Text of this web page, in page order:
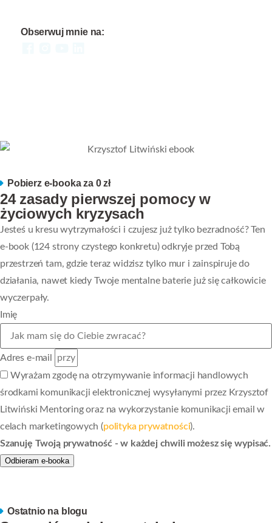
Obserwuj mnie na:
Pobierz e-booka za 0 zł
24 zasady pierwszej pomocy w
życiowych kryzysach
Jesteś u kresu wytrzymałości i czujesz już tylko bezradność? Ten
e-book (124 strony czystego konkretu) odkryje przed Tobą
przestrzeń tam, gdzie teraz widzisz tylko mur i zainspiruje do
działania, nawet kiedy Twoje mentalne baterie już się całkowicie
wyczerpały.
Imię
Adres e-mail
Wyrażam zgodę na otrzymywanie informacji handlowych
środkami komunikacji elektronicznej wysyłanymi przez Krzysztof
Litwiński Mentoring oraz na wykorzystanie komunikacji email w
celach marketingowych (polityka prywatności).
Szanuję Twoją prywatność - w każdej chwili możesz się wypisać.
Odbieram e-booka
Ostatnio na blogu